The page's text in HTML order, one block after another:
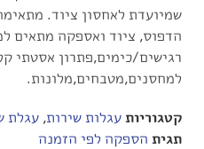
שמיועדת לאחסון ציוד.
הדפוס, ציוד ואספקה מתאים
רגישים/כימים,פתרון אסטתי
למחסנים,מטבחים,מלונות.
קטגוריות עגלות שירות, עגלת
תגית הספקה לפי הזמנה